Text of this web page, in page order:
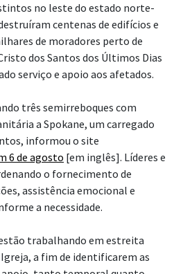
no leste do estado norte-
centenas de edifícios e
de moradores perto de
dos Santos dos Últimos Dias
serviço e apoio aos afetados.
três semirreboques com
a Spokane, um carregado
informou o site
6 de agosto [em inglês]. Líderes e
o fornecimento de
assistência emocional e
a necessidade.
trabalhando em estreita
a fim de identificarem as